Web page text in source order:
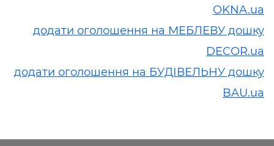
OKNA.ua
додати оголошення на МЕБЛЕВУ дошку
DECOR.ua
додати оголошення на БУДІВЕЛЬНУ дошку
BAU.ua